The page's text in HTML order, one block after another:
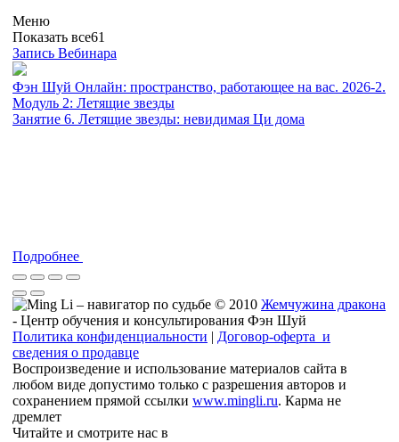
Меню
Показать все61
Запись Вебинара
Фэн Шуй Онлайн: пространство, работающее на вас. 2026-2.
Модуль 2: Летящие звезды
Занятие 6. Летящие звезды: невидимая Ци дома
Подробнее
© 2010 Жемчужина дракона
- Центр обучения и консультирования Фэн Шуй
Политика конфиденциальности | Договор-оферта и
сведения о продавце
Воспроизведение и использование материалов сайта в
любом виде допустимо только с разрешения авторов и
сохранением прямой ссылки www.mingli.ru. Карма не
дремлет
Читайте и смотрите нас в